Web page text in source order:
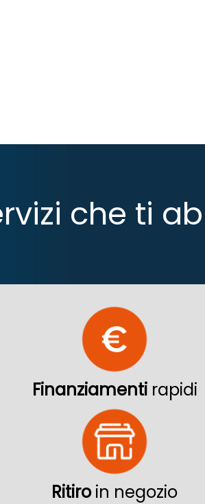
che ti
Finanziamenti rapidi
Ritiroin negozio